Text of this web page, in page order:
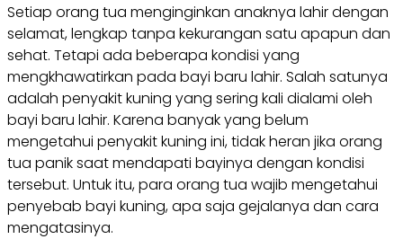
Setiap orang tua menginginkan anaknya lahir dengan
selamat, lengkap tanpa kekurangan satu apapun dan
sehat. Tetapi ada beberapa kondisi yang
mengkhawatirkan pada bayi baru lahir. Salah satunya
adalah penyakit kuning yang sering kali dialami oleh
bayi baru lahir. Karena banyak yang belum
mengetahui penyakit kuning ini, tidak heran jika orang
tua panik saat mendapati bayinya dengan kondisi
tersebut. Untuk itu, para orang tua wajib mengetahui
penyebab bayi kuning, apa saja gejalanya dan cara
mengatasinya.